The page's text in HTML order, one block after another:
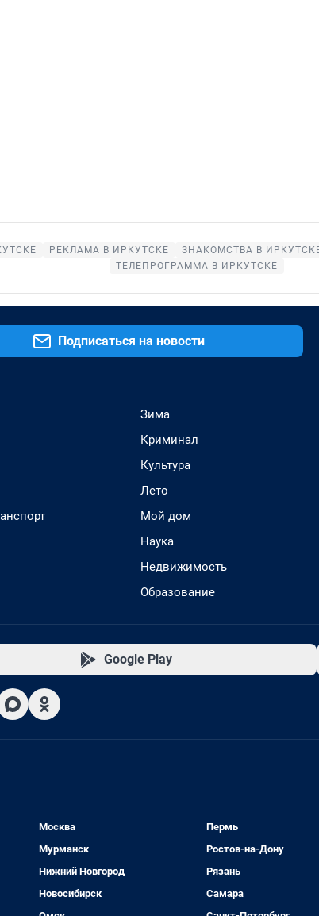
РЕКЛАМА В ИРКУТСКЕ ЗНАКОМСТВА В
ТЕЛЕПРОГРАММА В ИРКУТСКЕ
Подписаться на новости
Зима
Криминал
Культура
Лето
Мой дом
Наука
Недвижимость
Образование
Google Play
Москва
Мурманск
Нижний Новгород
Новосибирск
Пермь
Ростов-на-Дону
Рязань
Самара